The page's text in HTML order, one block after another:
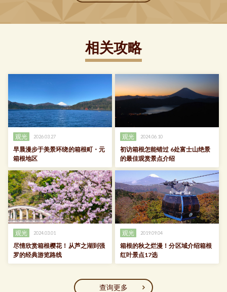
相关攻略
观光 2026.03.27
早晨漫步于美景环绕的箱根町・元
箱根地区
观光 2024.06.10
初访箱根怎能错过 6处富士山绝景
的最佳观赏景点介绍
观光 2024.03.01
尽情欣赏箱根樱花！从芦之湖到强
罗的经典游览路线
观光 2019.09.04
箱根的秋之烂漫！分区域介绍箱根
红叶景点17选
查询更多